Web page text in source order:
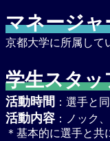
マネージ
京都大学に所属して
学生スタ
活動時間 ：選手と
活動内容 ：ノック
＊基本的に選手と共